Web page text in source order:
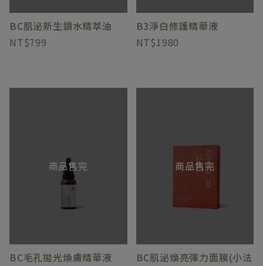
BC肌泌新生鎖水精萃油
799
B3淨白修護精華液
1980
商品售完
BC毛孔拋光煥膚精華液
商品售完
BC肌泌煥亮彈力面膜(小法